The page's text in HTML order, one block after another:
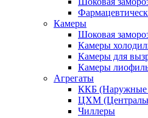
Камеры
Шоковая
Камеры
Камеры для
Камеры
Агрегаты
ККБ (Наружные
ЦХМ
Чиллеры